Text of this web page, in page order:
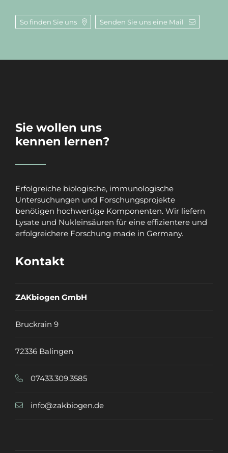
So finden Sie uns Senden Sie uns eine Mail
Sie wollen uns
kennen lernen?
Erfolgreiche biologische, immunologische
Untersuchungen und Forschungsprojekte
benötigen hochwertige Komponenten. Wir liefern
Lysate und Nukleinsäuren für eine effizientere und
erfolgreichere Forschung made in Germany.
Kontakt
ZAKbiogen GmbH
Bruckrain 9
72336 Balingen
07433.309.3585
info@zakbiogen.de